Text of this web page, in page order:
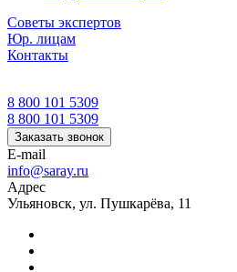
Советы экспертов
Юр. лицам
Контакты
8 800 101 5309
8 800 101 5309
Заказать звонок
E-mail
info@saray.ru
Адрес
Ульяновск, ул. Пушкарёва, 11